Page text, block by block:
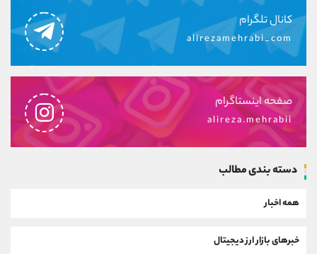
کانال تلگرام
alirezamehrabi_com
صفحه اینستاگرام
alireza.mehrabii
دسته بندی مطالب
همه اخبار
خبرهای بازار ارز دیجیتال